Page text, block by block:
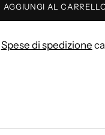
AGGIUNGI AL
Spese di spedizione